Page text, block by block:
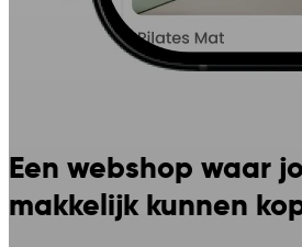
Een webshop waar
makkelijk kunnen